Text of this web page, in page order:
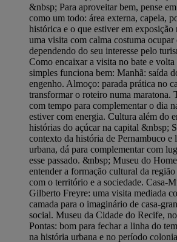
&nbsp; Para aproveitar bem, pense
como um todo: área externa, capela,
histórica e o que estiver em
uma visita com calma costuma ocupar
dependendo do seu interesse pelo
Como encaixar a visita no bate e
simples funciona bem: Manhã: saída
engenho. Almoço: parada prática no
transformar o roteiro numa maratona.
com tempo para complementar o dia
estiver com energia. Cultura além do
histórias do açúcar na capital &nbsp;
contexto da história de Pernambuco e
urbana, dá para complementar com
esse passado. &nbsp; Museu do
entender a formação cultural da
com o território e a sociedade. Casa-
Gilberto Freyre: uma visita mediada
camada para o imaginário de casa-
social. Museu da Cidade do Recife,
Pontas: bom para fechar a linha do
na história urbana e no período